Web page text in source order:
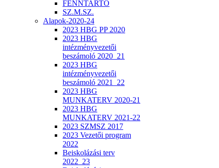
FENNTARTÓ
SZ.M.SZ.
Alapok-2020-24
2023 HBG PP 2020
2023 HBG
intézményvezetői
beszámoló 2020_21
2023 HBG
intézményvezetői
beszámoló 2021_22
2023 HBG
MUNKATERV 2020-21
2023 HBG
MUNKATERV 2021-22
2023 SZMSZ 2017
2023 Vezetői program
2022
Beiskolázási terv
2022_23